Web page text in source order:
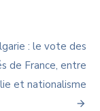
: le vote des
de France, entre
et nationalisme